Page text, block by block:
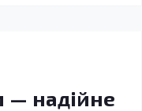
— надійне